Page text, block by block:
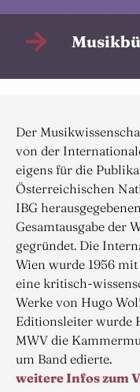
Der
von der
eigens für die
Österreichischen
IBG
Gesamtausgabe der
gegründet. Die
Wien wurde 1956
eine kritisch-
Werke von Hugo
Editionsleiter wurde
MWV die
um Band edierte.
weitere Infos zum